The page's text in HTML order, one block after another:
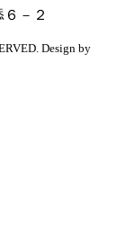
－２
Design by